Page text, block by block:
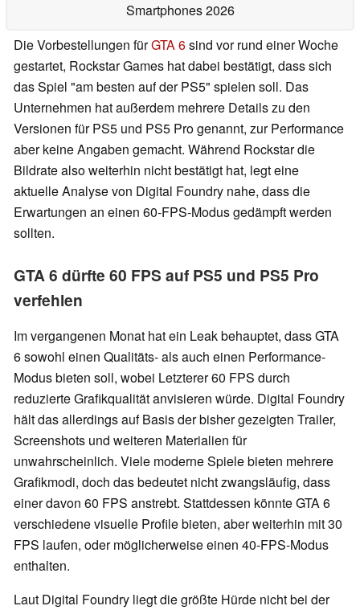
Smartphones 2026
Die Vorbestellungen fürGTA 6sind vor rund einer Woche
gestartet, Rockstar Games hat dabei bestätigt, dass sich
das Spiel "am besten auf der PS5" spielen soll. Das
Unternehmen hat außerdem mehrere Details zu den
Versionen für PS5 und PS5 Pro genannt, zur Performance
aber keine Angaben gemacht. Während Rockstar die
Bildrate also weiterhin nicht bestätigt hat, legt eine
aktuelle Analyse von Digital Foundry nahe, dass die
Erwartungen an einen 60-FPS-Modus gedämpft werden
sollten.
GTA 6 dürfte 60 FPS auf PS5 und PS5 Pro
verfehlen
Im vergangenen Monat hat ein Leak behauptet, dass GTA
6 sowohl einen Qualitäts- als auch einen Performance-
Modus bieten soll, wobei Letzterer 60 FPS durch
reduzierte Grafikqualität anvisieren würde. Digital Foundry
hält das allerdings auf Basis der bisher gezeigten Trailer,
Screenshots und weiteren Materialien für
unwahrscheinlich. Viele moderne Spiele bieten mehrere
Grafikmodi, doch das bedeutet nicht zwangsläufig, dass
einer davon 60 FPS anstrebt. Stattdessen könnte GTA 6
verschiedene visuelle Profile bieten, aber weiterhin mit 30
FPS laufen, oder möglicherweise einen 40-FPS-Modus
enthalten.
Laut Digital Foundry liegt die größte Hürde nicht bei der